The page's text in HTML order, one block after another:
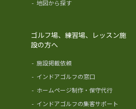
- 地図から探す
ゴルフ場、練習場、レッスン施
設の方へ
- 施設掲載依頼
- インドアゴルフの窓口
- ホームページ制作・保守代行
- インドアゴルフの集客サポート